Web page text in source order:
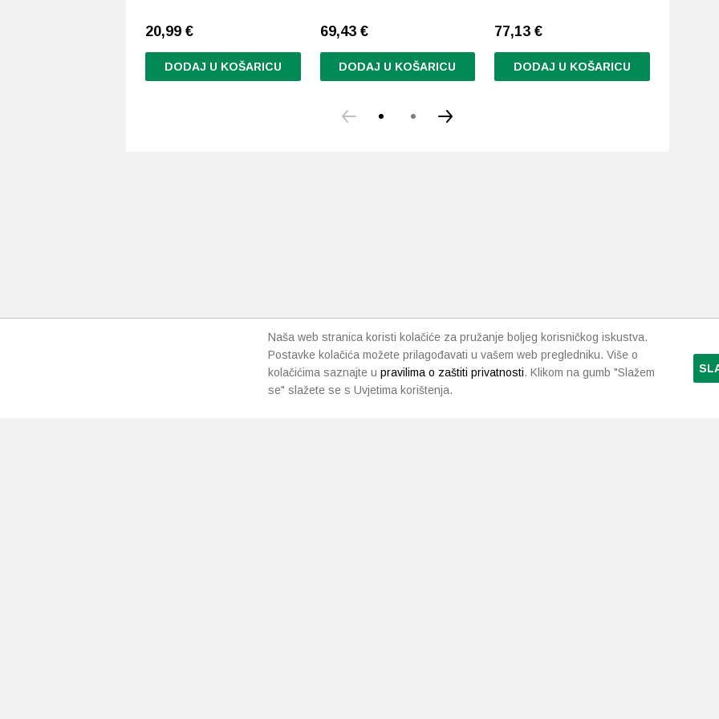
20,99 €
DODAJ U KOŠARICU
69,43 €
DODAJ U KOŠARICU
77,13€
DODAJ U KOŠARICU
Naša web stranica koristi kolačiće za pružanje boljeg korisničkog iskustva.
Postavke kolačića možete prilagođavati u vašem web pregledniku. Više o
kolačićima saznajte u pravilima o zaštiti privatnosti. Klikom na gumb "Slažem
se" slažete se s Uvjetima korištenja.